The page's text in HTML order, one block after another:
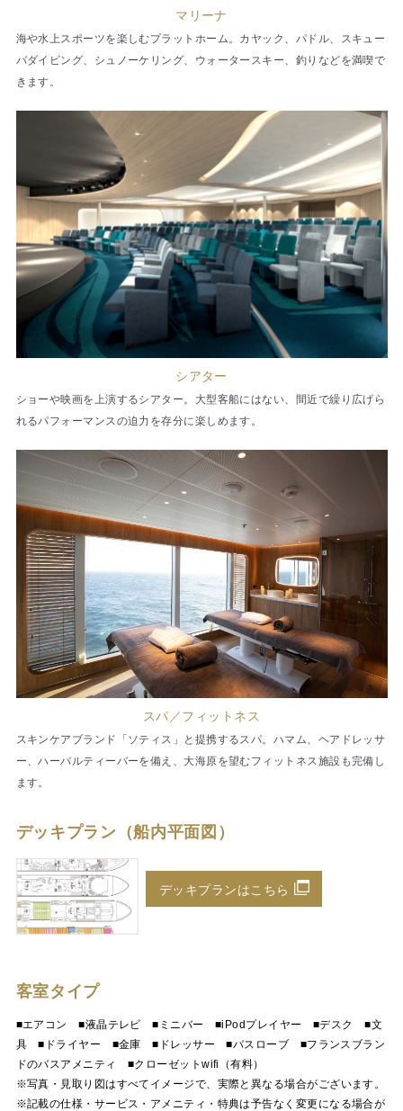
マリーナ
海や水上スポーツを楽しむプラットホーム。カヤック、パドル、スキュー
バダイビング、シュノーケリング、ウォータースキー、釣りなどを満喫で
きます。
シアター
ショーや映画を上演するシアター。大型客船にはない、間近で繰り広げら
れるパフォーマンスの迫力を存分に楽しめます。
スパ／フィットネス
スキンケアブランド「ソティス」と提携するスパ。ハマム、ヘアドレッサ
ー、ハーバルティーバーを備え、大海原を望むフィットネス施設も完備し
ます。
デッキプラン（船内平面図）
デッキプランはこちら
客室タイプ
■エアコン ■液晶テレビ ■ミニバー ■iPodプレイヤー ■デスク ■文
具 ■ドライヤー ■金庫 ■ドレッサー ■バスローブ ■フランスブラン
ドのバスアメニティ ■クローゼットwifi（有料）
※写真・見取り図はすべてイメージで、実際と異なる場合がございます。
※記載の仕様・サービス・アメニティ・特典は予告なく変更になる場合が